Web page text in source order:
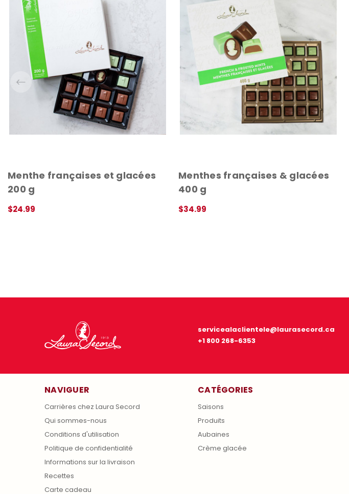
Menthe françaises et glacées
200 g
$24.99
Menthes françaises & glacées
400 g
$34.99
servicealaclientele@laurasecord.ca
+1 800 268-6353
NAVIGUER
Carrières chez Laura Secord
Qui sommes-nous
Conditions d'utilisation
Politique de confidentialité
Informations sur la livraison
Recettes
Carte cadeau
CATÉGORIES
Saisons
Produits
Aubaines
Crème glacée